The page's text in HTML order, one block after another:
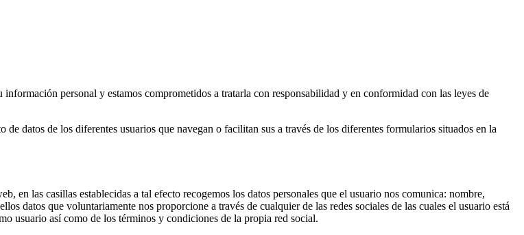
personal y estamos comprometidos a tratarla con responsabilidad y en conformidad con las leyes de
datos de los diferentes usuarios que navegan o facilitan sus a través de los diferentes formularios situados en la
las casillas establecidas a tal efecto recogemos los datos personales que el usuario nos comunica: nombre,
datos que voluntariamente nos proporcione a través de cualquier de las redes sociales de las cuales el usuario está
usuario así como de los términos y condiciones de la propia red social.